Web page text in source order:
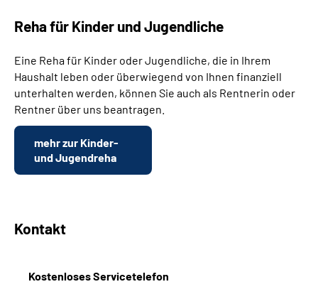
Reha für Kinder und Jugendliche
Eine Reha für Kinder oder Jugendliche, die in Ihrem
Haushalt leben oder überwiegend von Ihnen finanziell
unterhalten werden, können Sie auch als Rentnerin oder
Rentner über uns beantragen.
mehr zur Kinder-
und Jugendreha
Kontakt
Kostenloses Servicetelefon